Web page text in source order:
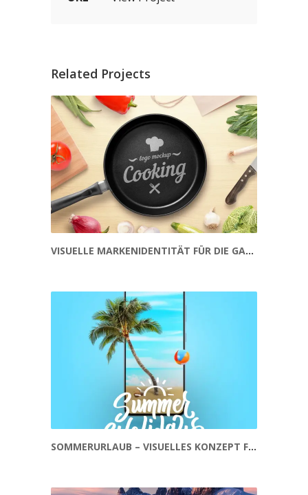
Related Projects
VISUELLE MARKENIDENTITÄT FÜR DIE GASTRONOMIE – KREATIVER SOCIAL-MEDIA-CONTENT
SOMMERURLAUB – VISUELLES KONZEPT FÜR TOURISMUS UND REISEN